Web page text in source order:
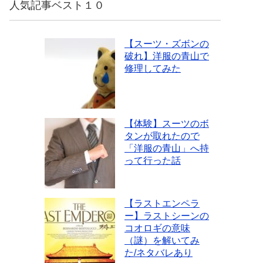
人気記事ベスト１０
【スーツ・ズボンの
破れ】洋服の青山で
修理してみた
【体験】スーツのボ
タンが取れたので
「洋服の青山」へ持
って行った話
【ラストエンペラ
ー】ラストシーンの
コオロギの意味
（謎）を解いてみ
た/ネタバレあり